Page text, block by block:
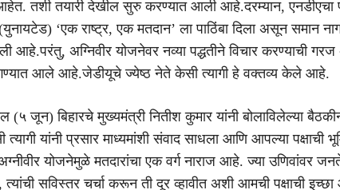
तशी तयारी देखील सुरु करण्यात आली आहे.दरम्यान, एनडीएचा
‘एक राष्ट्र, एक मतदान’ ला पाठिंबा दिला असून समान
आहे.परंतु, अग्निवीर योजनेवर नव्या पद्धतीने विचार करण्याची
आले आहे.जेडीयूचे ज्येष्ठ नेते केसी त्यागी हे वक्तव्य केले आहे.
(५ जून) बिहारचे मुख्यमंत्री नितीश कुमार यांनी बोलाविलेल्या
यांनी प्रसार माध्यमांशी संवाद साधला आणि आपल्या पक्षाची
योजनेमुळे मतदारांचा एक वर्ग नाराज आहे. ज्या उणिवांवर
सविस्तर चर्चा करून ती दूर व्हावीत अशी आमची पक्षाची